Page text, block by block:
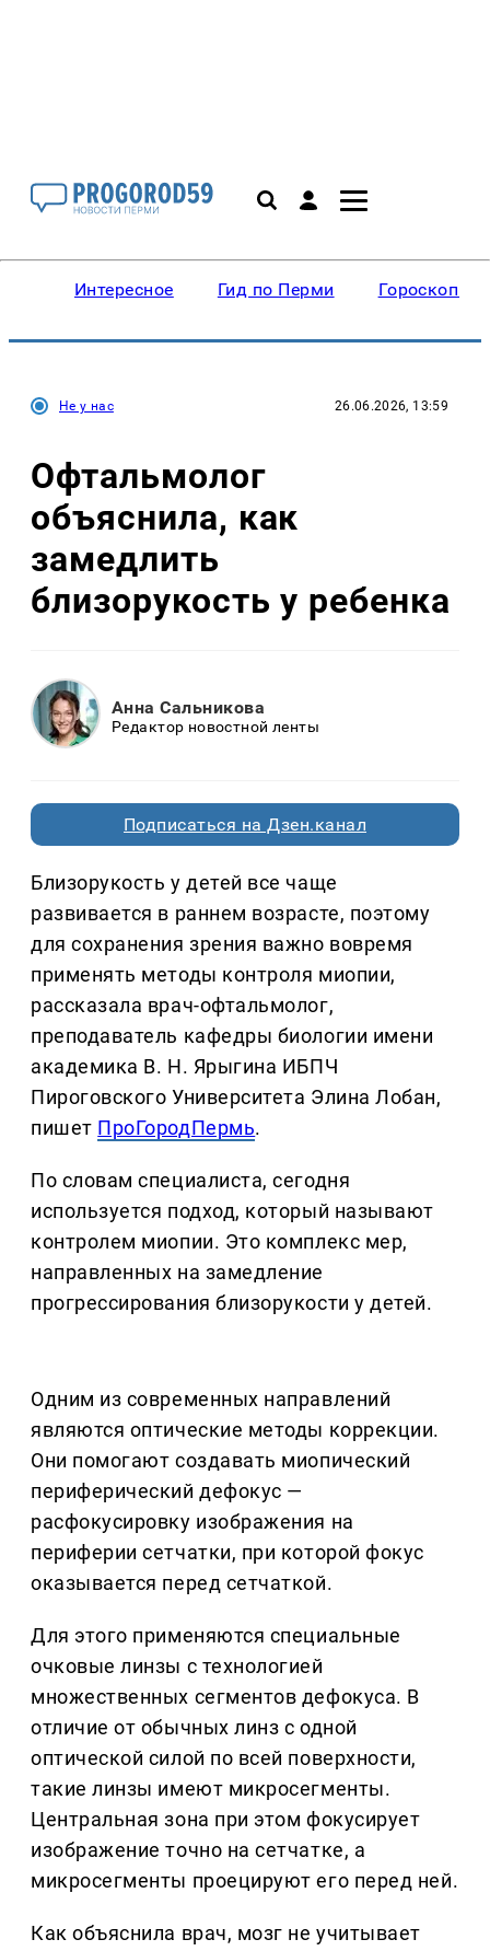
Интересное Гид по Перми Гороскопы
Не у нас 26.06.2026, 13:59
Офтальмолог
объяснила, как
замедлить
близорукость у ребенка
Анна Сальникова
Редактор новостной ленты
Подписаться на Дзен.канал
Близорукость у детей все чаще
развивается в раннем возрасте, поэтому
для сохранения зрения важно вовремя
применять методы контроля миопии,
рассказала врач-офтальмолог,
преподаватель кафедры биологии имени
академика В. Н. Ярыгина ИБПЧ
Пироговского Университета Элина Лобан,
пишет ПроГородПермь.
По словам специалиста, сегодня
используется подход, который называют
контролем миопии. Это комплекс мер,
направленных на замедление
прогрессирования близорукости у детей.
Одним из современных направлений
являются оптические методы коррекции.
Они помогают создавать миопический
периферический дефокус —
расфокусировку изображения на
периферии сетчатки, при которой фокус
оказывается перед сетчаткой.
Для этого применяются специальные
очковые линзы с технологией
множественных сегментов дефокуса. В
отличие от обычных линз с одной
оптической силой по всей поверхности,
такие линзы имеют микросегменты.
Центральная зона при этом фокусирует
изображение точно на сетчатке, а
микросегменты проецируют его перед ней.
Как объяснила врач, мозг не учитывает